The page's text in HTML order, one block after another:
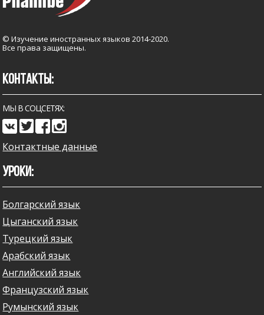
© Изучение иностранных языков 2014-2020.
Все права защищены.
УРОКИ:
Болгарский язык
Цыганский язык
Турецкий язык
Арабский язык
Английский язык
Французский язык
Румынский язык
КОНТАКТЫ:
МЫ В СОЦСЕТЯХ:
Контактные данные